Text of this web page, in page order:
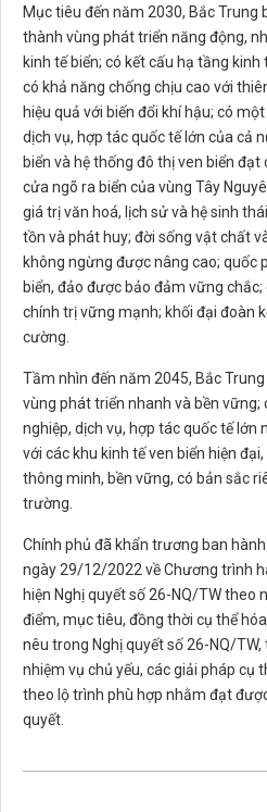
Mục tiêu đến năm 2030, Bắc Trung
thành vùng phát triển năng động,
kinh tế biển; có kết cấu hạ tầng kinh
có khả năng chống chịu cao với
hiệu quả với biến đổi khí hậu; có
dịch vụ, hợp tác quốc tế lớn của cả
biển và hệ thống đô thị ven biển
cửa ngõ ra biển của vùng Tây
giá trị văn hoá, lịch sử và hệ sinh
tồn và phát huy; đời sống vật chất
không ngừng được nâng cao; quốc
biển, đảo được bảo đảm vững
chính trị vững mạnh; khối đại đoàn
cường.
Tầm nhìn đến năm 2045, Bắc
vùng phát triển nhanh và bền
nghiệp, dịch vụ, hợp tác quốc tế lớn
với các khu kinh tế ven biển hiện
thông minh, bền vững, có bản sắc
trường.
Chính phủ đã khẩn trương ban
ngày 29/12/2022 về Chương trình
hiện Nghị quyết số 26-NQ/TW theo
điểm, mục tiêu, đồng thời cụ thể
nêu trong Nghị quyết số 26-NQ/
nhiệm vụ chủ yếu, các giải pháp cụ
theo lộ trình phù hợp nhằm đạt
quyết.